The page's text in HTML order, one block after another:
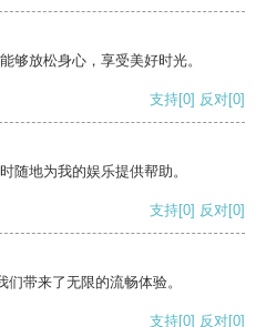
够放松身心，享受美好时光。
支持[0] 反对[0]
随地为我的娱乐提供帮助。
支持[0] 反对[0]
带来了无限的流畅体验。
支持[0] 反对[0]